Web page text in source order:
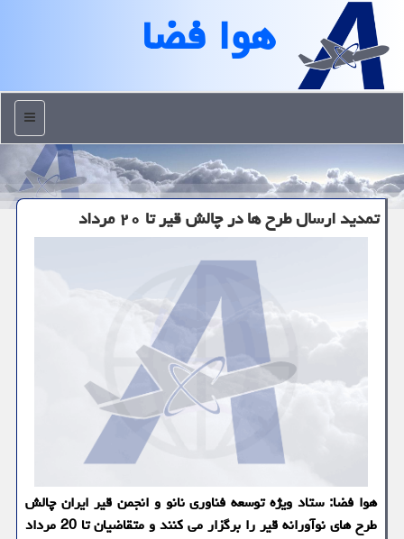
هوا فضا
منو
تمدید ارسال طرح ها در چالش قیر تا ۲۰ مرداد
هوا فضا: ستاد ویژه توسعه فناوری نانو و انجمن قیر ایران چالش
طرح های نوآورانه قیر را برگزار می کنند و متقاضیان تا 20 مرداد